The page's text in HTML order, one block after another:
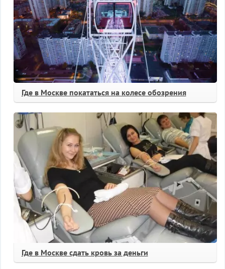
Где в Москве покататься на колесе обозрения
Где в Москве сдать кровь за деньги